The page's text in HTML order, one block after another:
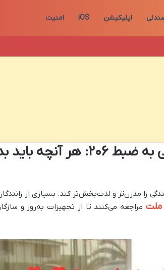
اپلیکیشن iOS امنیت
راهنمای جامع وصل شدن گوشی به ضبط ۲۰۶: هر
می‌تواند تجربه رانندگی را مدرن‌تر و لذت‌بخش‌تر کند. بسیاری از
ملت مراجعه می‌کنند تا از تجهیزات به‌روز و